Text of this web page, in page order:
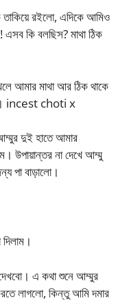
রইলো, এদিকে আমিও
এসব কি বলছিস? মাথা ঠিক
আমার মাথা আর ঠিক থাকে
incest choti x
দুই হাতে আমার
উপায়ান্তর না দেখে আম্মু
পা বাড়ালো।
এ কথা শুনে আম্মুর
লাগলো, কিন্তু আমি দমার